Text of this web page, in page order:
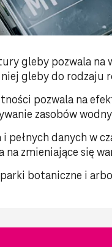
gleby pozwala
gleby do rodzaju
pozwala na
zasobów
pełnych danych w
na zmieniające się
botaniczne i